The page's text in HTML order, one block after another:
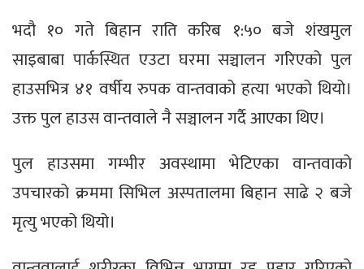
भदौ १० गते बिहान राति करिब १:५० बजे शंखमुल
साइबाबा पार्कस्थित एउटा घरमा सञ्चालन गरिएको पुल
हाउसभित्र ४१ वर्षीय रुपक वान्तवाको हत्या भएको थियो।
उक्त पुल हाउस वान्तवाले नै सञ्चालन गर्दै आएका थिए।
पुल हाउसमा गम्भीर अवस्थामा भेटिएका वान्तवाको
उपचारको क्रममा सिभिल अस्पतालमा बिहान साढे २ बजे
मृत्यु भएको थियो।